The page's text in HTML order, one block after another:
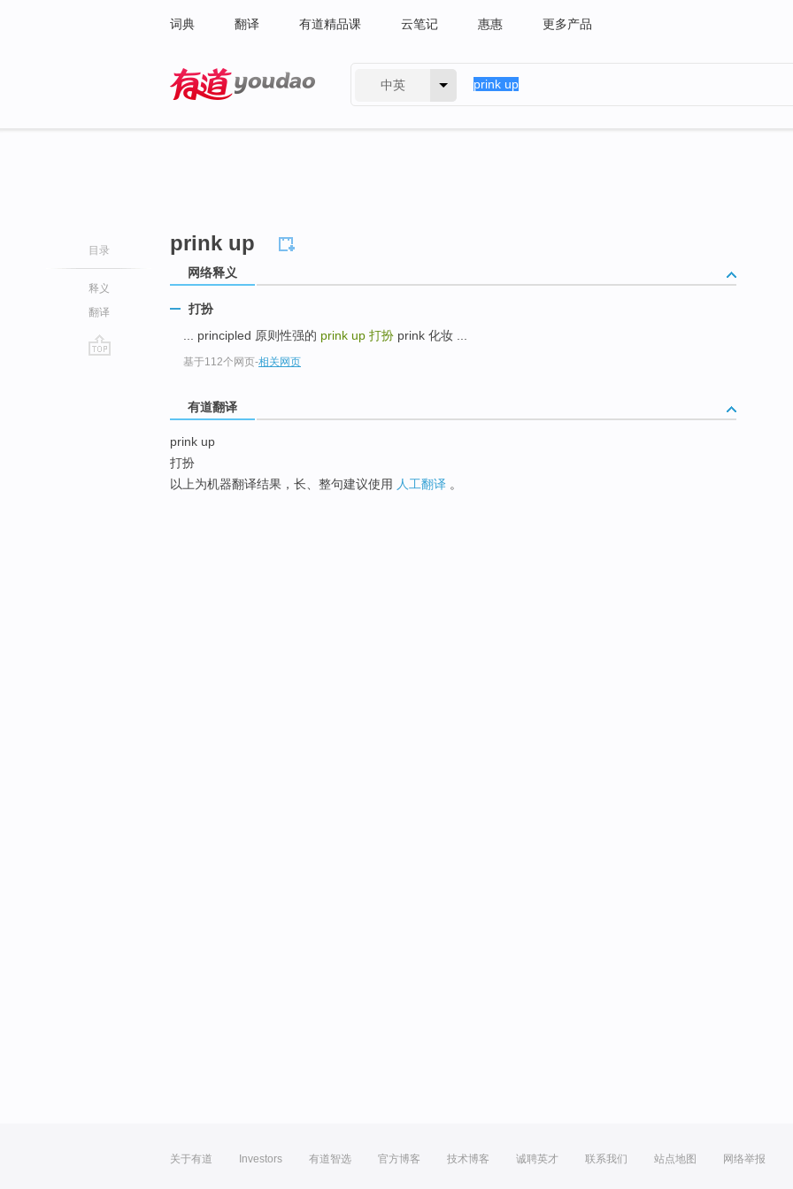
词典 翻译 有道精品课 云笔记 惠惠 更多产品
中英
目录
释义
翻译
prink up
网络释义
打扮
... principled 原则性强的 prink up 打扮 prink 化妆 ...
基于112个网页-相关网页
有道翻译
prink up
打扮
以上为机器翻译结果，长、整句建议使用 人工翻译 。
关于有道 Investors 有道智选 官方博客 技术博客 诚聘英才 联系我们 站点地图 网络举报